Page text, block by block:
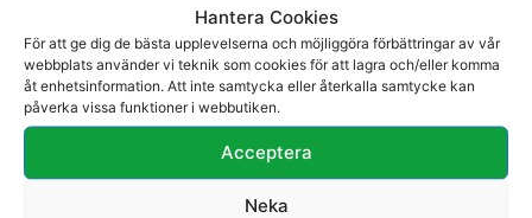
Hantera Cookies
För att ge dig de bästa upplevelserna och möjliggöra förbättringar av vår
webbplats använder vi teknik som cookies för att lagra och/eller komma
åt enhetsinformation. Att inte samtycka eller återkalla samtycke kan
påverka vissa funktioner i webbutiken.
Acceptera
Neka
Promenadsko 27-
915
Promenadsko 27-
403